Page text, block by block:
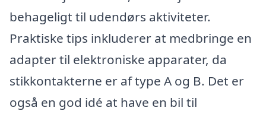
behageligt til udendørs aktiviteter.
Praktiske tips inkluderer at medbringe en
adapter til elektroniske apparater, da
stikkontakterne er af type A og B. Det er
også en god idé at have en bil til